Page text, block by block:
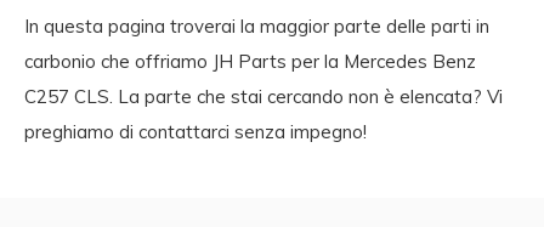
In questa pagina troverai la maggior parte delle parti in
carbonio che offriamo JH Parts per la Mercedes Benz
C257 CLS. La parte che stai cercando non è elencata? Vi
preghiamo di contattarci senza impegno!